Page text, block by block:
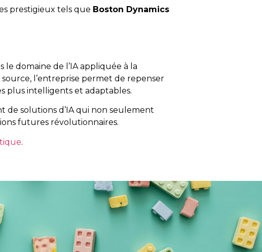
prestigieux tels que Boston Dynamics
le domaine de l’IA appliquée à la
l’entreprise permet de repenser
plus intelligents et adaptables.
solutions d’IA qui non seulement
futures révolutionnaires.
.